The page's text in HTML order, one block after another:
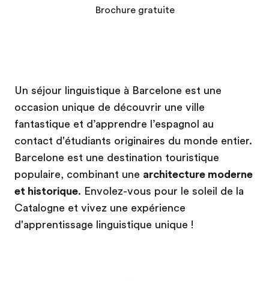
EF recrute
Rejoignez nos équipes
Brochure gratuite
Un séjour linguistique à Barcelone est une
occasion unique de découvrir une ville
fantastique et d’apprendre l’espagnol au
contact d'étudiants originaires du monde entier.
Barcelone est une destination touristique
populaire, combinant une architecture moderne
et historique. Envolez-vous pour le soleil de la
Catalogne et vivez une expérience
d'apprentissage linguistique unique !